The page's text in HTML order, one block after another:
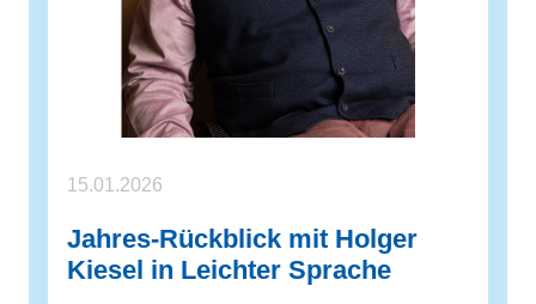
15.01.2026
Jahres-Rückblick mit Holger
Kiesel in Leichter Sprache